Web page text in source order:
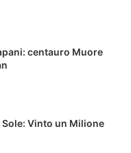
centauro Muore
Vinto un Milione